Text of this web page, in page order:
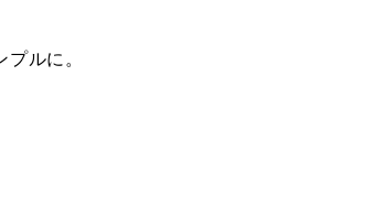
ルに。